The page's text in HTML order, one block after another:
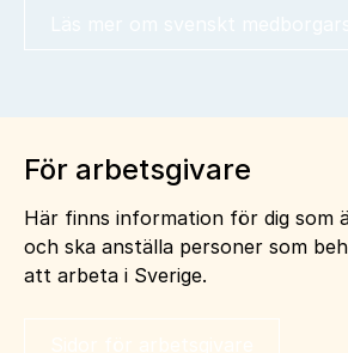
För arbetsgivare
Här finns information för dig som
och ska anställa personer som
att arbeta i Sverige.